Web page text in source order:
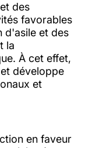
des
favorables
d'asile et des
la
À cet effet,
développe
et
en faveur